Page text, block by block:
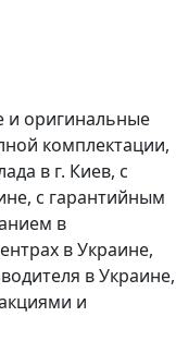
и оригинальные
комплектации,
в г. Киев, с
с гарантийным
в
в Украине,
в Украине,
и